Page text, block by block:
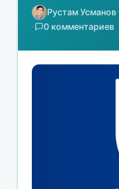
Рустам Усманов·
·
0 комментариев